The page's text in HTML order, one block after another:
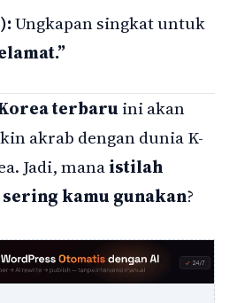
Ungkapan singkat untuk
terbaru ini akan
akrab dengan dunia K-
Jadi, manaistilah
kamu gunakan?